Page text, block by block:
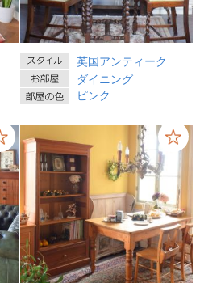
英国アンティーク
ダイニング
ピンク